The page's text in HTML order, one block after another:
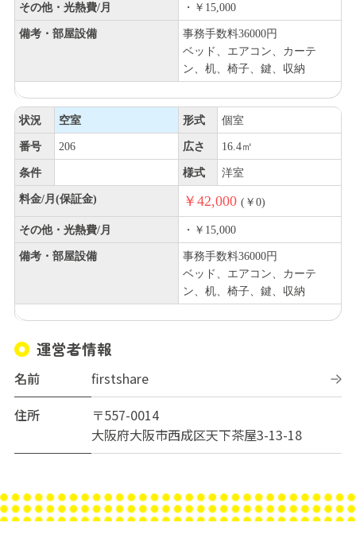
その他・光熱費/月 ・￥15,000
備考・部屋設備
事務手数料36000円
ベッド、エアコン、カーテ
ン、机、椅子、鍵、収納
状況 空室 形式 個室
番号 206 広さ 16.4㎡
条件 様式 洋室
料金/月(保証金) ￥42,000 (￥0)
その他・光熱費/月 ・￥15,000
備考・部屋設備
事務手数料36000円
ベッド、エアコン、カーテ
ン、机、椅子、鍵、収納
運営者情報
名前
firstshare
住所
〒557-0014
大阪府大阪市西成区天下茶屋3-13-18